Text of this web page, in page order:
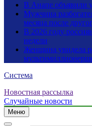
В Анапе объявили
Мужчина
месяца после
В 2026 году
недели
Женщина увидела
Система
Новостная рассылка
Случайные новости
Меню